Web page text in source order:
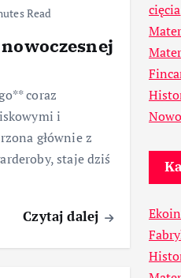
Read
coraz
i
głównie z
staje dziś
Czytaj dalej
cięcia